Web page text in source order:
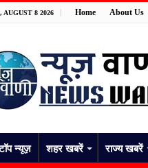
AUGUST 8 2026 Home About Us
न्यूज़ शहर खबरें राज्य खबरें